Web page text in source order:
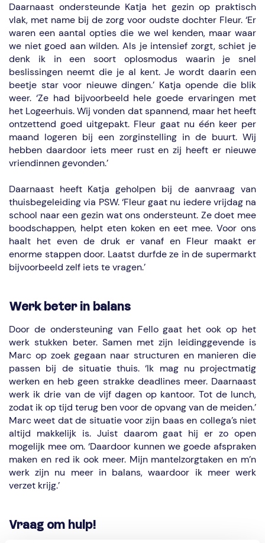
Daarnaast ondersteunde Katja het gezin op praktisch
vlak, met name bij de zorg voor oudste dochter Fleur. ‘Er
waren een aantal opties die we wel kenden, maar waar
we niet goed aan wilden. Als je intensief zorgt, schiet je
denk ik in een soort oplosmodus waarin je snel
beslissingen neemt die je al kent. Je wordt daarin een
beetje star voor nieuwe dingen.’ Katja opende die blik
weer. ‘Ze had bijvoorbeeld hele goede ervaringen met
het Logeerhuis. Wij vonden dat spannend, maar het heeft
ontzettend goed uitgepakt. Fleur gaat nu één keer per
maand logeren bij een zorginstelling in de buurt. Wij
hebben daardoor iets meer rust en zij heeft er nieuwe
vriendinnen gevonden.’
Daarnaast heeft Katja geholpen bij de aanvraag van
thuisbegeleiding via PSW. ‘Fleur gaat nu iedere vrijdag na
school naar een gezin wat ons ondersteunt. Ze doet mee
boodschappen, helpt eten koken en eet mee. Voor ons
haalt het even de druk er vanaf en Fleur maakt er
enorme stappen door. Laatst durfde ze in de supermarkt
bijvoorbeeld zelf iets te vragen.’
Werk beter in balans
Door de ondersteuning van Fello gaat het ook op het
werk stukken beter. Samen met zijn leidinggevende is
Marc op zoek gegaan naar structuren en manieren die
passen bij de situatie thuis. ‘Ik mag nu projectmatig
werken en heb geen strakke deadlines meer. Daarnaast
werk ik drie van de vijf dagen op kantoor. Tot de lunch,
zodat ik op tijd terug ben voor de opvang van de meiden.’
Marc weet dat de situatie voor zijn baas en collega’s niet
altijd makkelijk is. Juist daarom gaat hij er zo open
mogelijk mee om. ‘Daardoor kunnen we goede afspraken
maken en red ik ook meer. Mijn mantelzorgtaken en m’n
werk zijn nu meer in balans, waardoor ik meer werk
verzet krijg.’
Vraag om hulp!